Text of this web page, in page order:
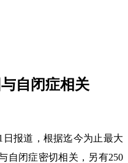
自闭症相关
报道，根据迄今为止最大
自闭症密切相关，另有250